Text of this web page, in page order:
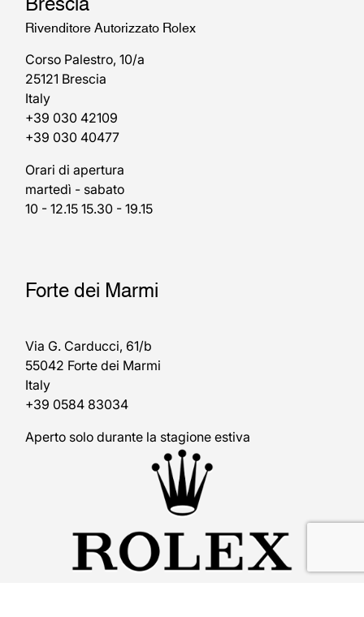
Rivenditore Autorizzato Rolex
Corso Palestro, 10/a
25121 Brescia
Italy
+39 030 42109
+39 030 40477
Orari di apertura
martedì - sabato
10 - 12.15 15.30 - 19.15
Forte dei Marmi
Via G. Carducci, 61/b
55042 Forte dei Marmi
Italy
+39 0584 83034
Aperto solo durante la stagione estiva